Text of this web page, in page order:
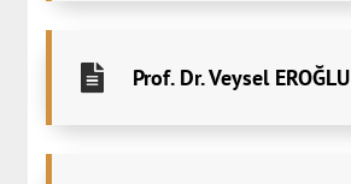
Prof. Dr. Veysel EROĞLU